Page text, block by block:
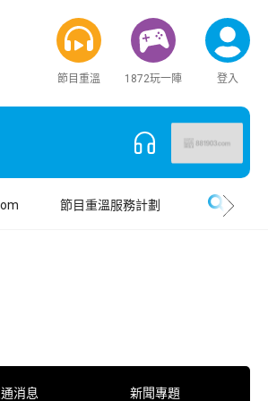
節目重溫 1872玩一陣 登入
節目重溫服務計劃
消息 新聞專題